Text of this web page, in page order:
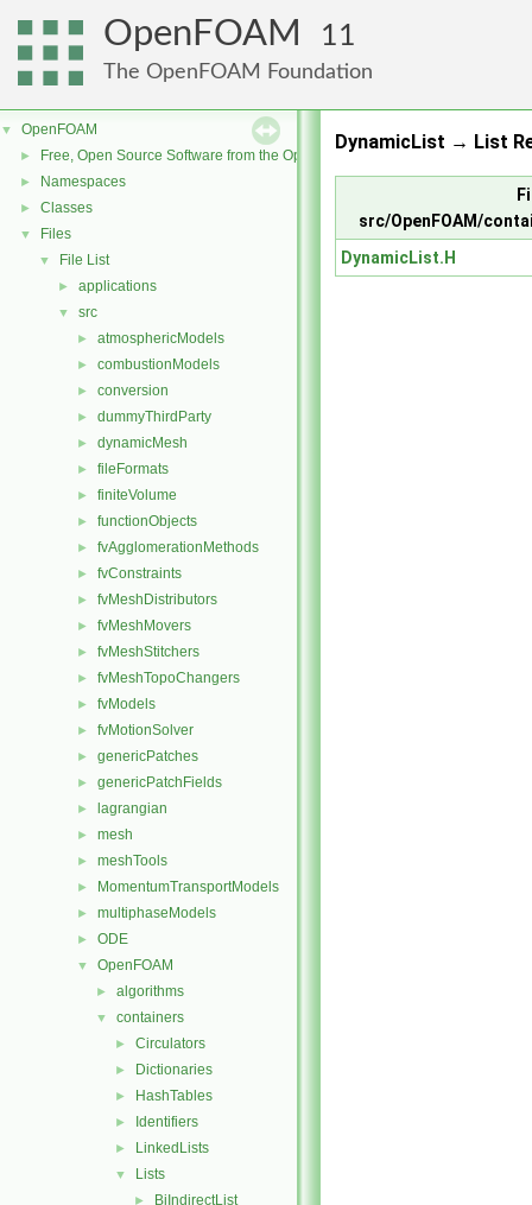
OpenFOAM 11
The OpenFOAM Foundation
▼ OpenFOAM
► Free, Open Source Software from the OpenFOAM Foundation
► Namespaces
► Classes
▼ Files
▼ File List
► applications
▼ src
► atmosphericModels
► combustionModels
► conversion
► dummyThirdParty
► dynamicMesh
► fileFormats
► finiteVolume
► functionObjects
► fvAgglomerationMethods
► fvConstraints
► fvMeshDistributors
► fvMeshMovers
► fvMeshStitchers
► fvMeshTopoChangers
► fvModels
► fvMotionSolver
► genericPatches
► genericPatchFields
► lagrangian
► mesh
► meshTools
► MomentumTransportModels
► multiphaseModels
► ODE
▼ OpenFOAM
► algorithms
▼ containers
► Circulators
► Dictionaries
► HashTables
► Identifiers
► LinkedLists
▼ Lists
► BiIndirectList
DynamicList → List
src/OpenFOAM/
DynamicList.H